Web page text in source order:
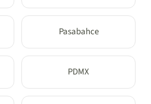
Pasabahce
PDMX